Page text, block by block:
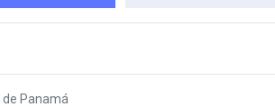
de Panamá